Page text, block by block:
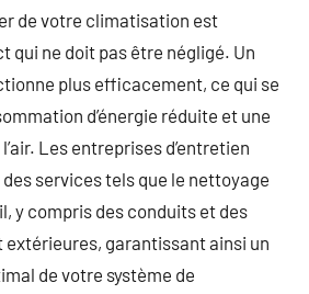
de votre climatisation est
qui ne doit pas être négligé. Un
plus efficacement, ce qui se
d’énergie réduite et une
Les entreprises d’entretien
services tels que le nettoyage
y compris des conduits et des
garantissant ainsi un
de votre système de